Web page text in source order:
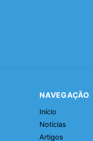
NAVEGAÇÃO
Início
Notícias
Artigos